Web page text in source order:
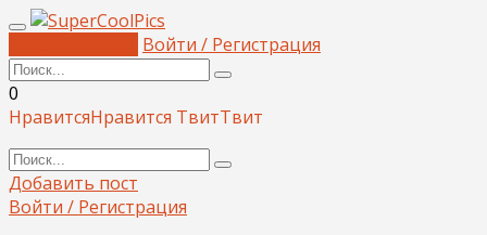
Войти / Регистрация
0
НравитсяНравится ТвитТвит
Добавить пост
Войти / Регистрация